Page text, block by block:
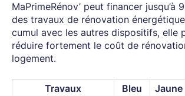
MaPrimeRénov’ peut financer jusqu’à
des travaux de rénovation
cumul avec les autres dispositifs, elle
réduire fortement le coût de
logement.
Travaux Bleu Jaune